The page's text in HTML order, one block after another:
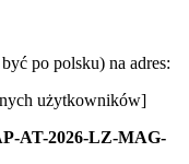
po polsku) na adres:
użytkowników]
AT-2026-LZ-MAG-